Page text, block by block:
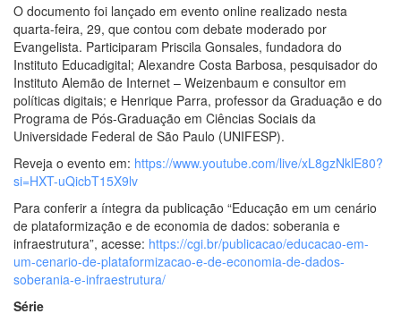
O documento foi lançado em evento online realizado nesta
quarta-feira, 29, que contou com debate moderado por
Evangelista. Participaram Priscila Gonsales, fundadora do
Instituto Educadigital; Alexandre Costa Barbosa, pesquisador do
Instituto Alemão de Internet – Weizenbaum e consultor em
políticas digitais; e Henrique Parra, professor da Graduação e do
Programa de Pós-Graduação em Ciências Sociais da
Universidade Federal de São Paulo (UNIFESP).
Reveja o evento em: https://www.youtube.com/live/xL8gzNklE80?
si=HXT-uQicbT15X9lv
Para conferir a íntegra da publicação “Educação em um cenário
de plataformização e de economia de dados: soberania e
infraestrutura”, acesse: https://cgi.br/publicacao/educacao-em-
um-cenario-de-plataformizacao-e-de-economia-de-dados-
soberania-e-infraestrutura/
Série